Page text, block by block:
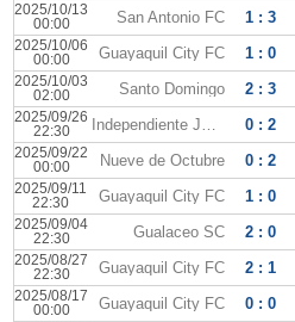
2025/10/13
00:00
San Antonio FC 1 : 3
2025/10/06
00:00
Guayaquil City FC 1 : 0
2025/10/03
02:00
Santo Domingo 2 : 3
2025/09/26
22:30
Independiente Juniors 0 : 2
2025/09/22
00:00
Nueve de Octubre 0 : 2
2025/09/11
22:30
Guayaquil City FC 1 : 0
2025/09/04
22:30
Gualaceo SC 2 : 0
2025/08/27
22:30
Guayaquil City FC 2 : 1
2025/08/17
00:00
Guayaquil City FC 0 : 0